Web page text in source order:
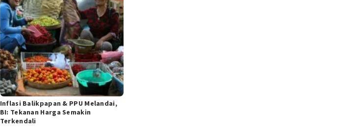
Inflasi Balikpapan & PPU Melandai,
BI: Tekanan Harga Semakin
Terkendali